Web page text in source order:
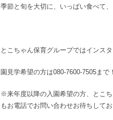
季節と旬を大切に、いっぱい食べて
とこちゃん保育グループではインス
園見学希望の方は080-7600-7505ま
※来年度以降の入園希望の方、とこ
もお電話でお問い合わせお待ちして